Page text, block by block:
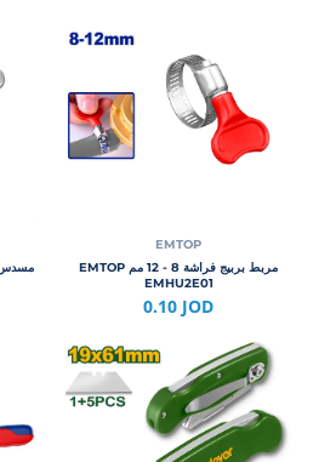
EMTOP
مربط بربيج فراشة 8 - 12 مم EMTOP
EMHU2E01
0.10 JOD